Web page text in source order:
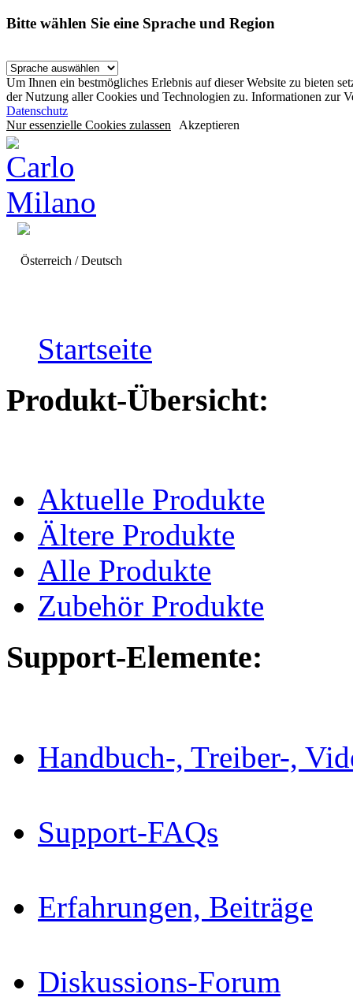
Bitte wählen Sie eine Sprache und Region
Um Ihnen ein bestmögliches Erlebnis auf dieser Website zu bieten
der Nutzung aller Cookies und Technologien zu. Informationen zur
Datenschutz
Nur essenzielle Cookies zulassen Akzeptieren
Österreich / Deutsch
Startseite
Produkt-Übersicht:
Aktuelle Produkte
Ältere Produkte
Alle Produkte
Zubehör Produkte
Support-Elemente:
Handbuch-, Treiber-,
Support-FAQs
Erfahrungen, Beiträge
Diskussions-Forum